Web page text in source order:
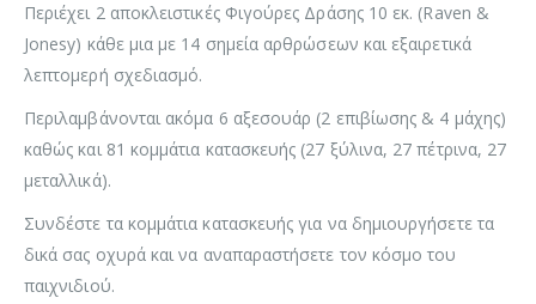
Περιέχει 2 αποκλειστικές Φιγούρες Δράσης 10 εκ. (Raven &
Jonesy) κάθε μια με 14 σημεία αρθρώσεων και εξαιρετικά
λεπτομερή σχεδιασμό.
Περιλαμβάνονται ακόμα 6 αξεσουάρ (2 επιβίωσης & 4 μάχης)
καθώς και 81 κομμάτια κατασκευής (27 ξύλινα, 27 πέτρινα, 27
μεταλλικά).
Συνδέστε τα κομμάτια κατασκευής για να δημιουργήσετε τα
δικά σας οχυρά και να αναπαραστήσετε τον κόσμο του
παιχνιδιού.